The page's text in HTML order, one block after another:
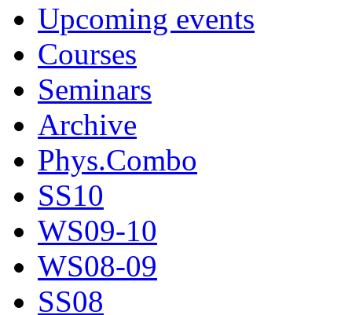
Upcoming events
Courses
Seminars
Archive
Phys.Combo
SS10
WS09-10
WS08-09
SS08